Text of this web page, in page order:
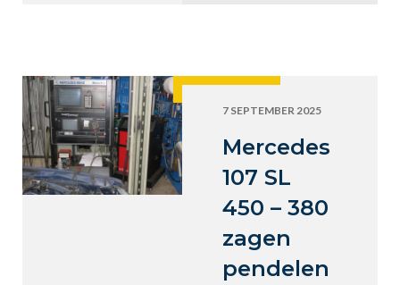
7 SEPTEMBER 2025
Mercedes
107 SL
450 – 380
zagen
pendelen